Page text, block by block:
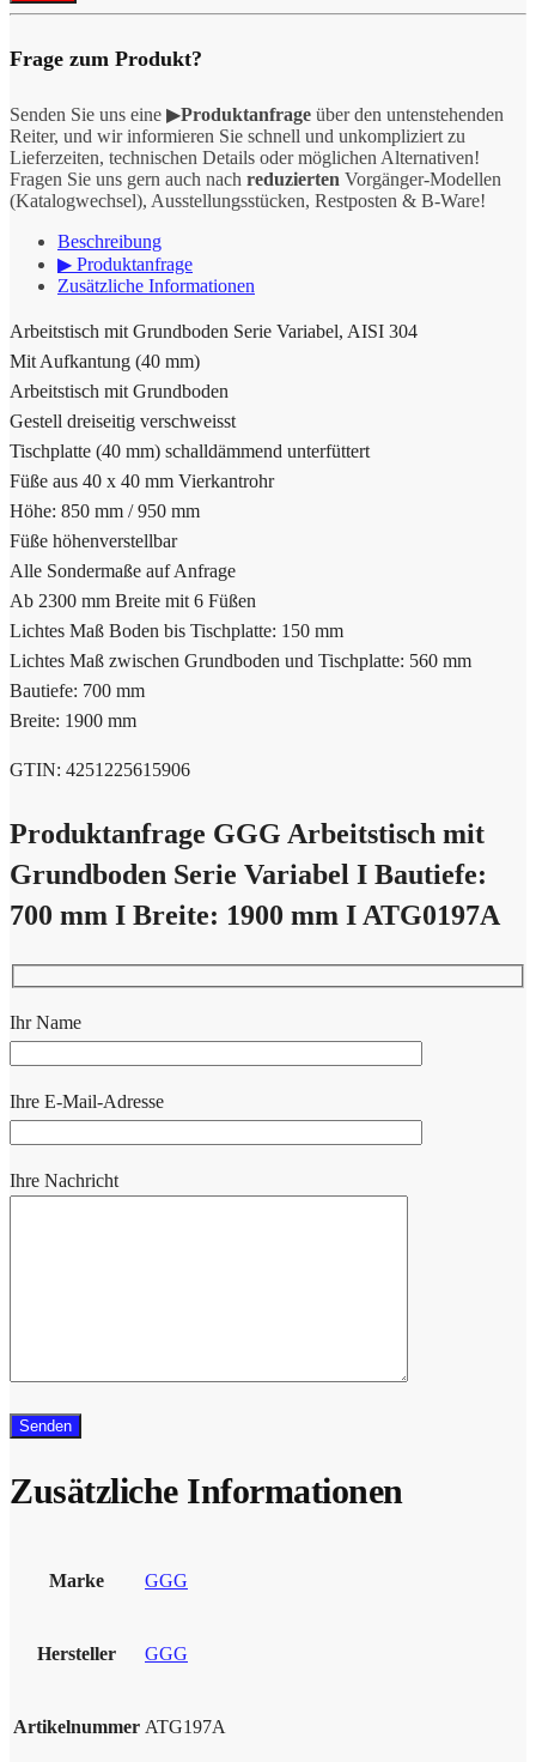
Frage zum Produkt?
Senden Sie uns eine ▶Produktanfrage über den untenstehenden
Reiter, und wir informieren Sie schnell und unkompliziert zu
Lieferzeiten, technischen Details oder möglichen Alternativen!
Fragen Sie uns gern auch nach reduzierten Vorgänger-Modellen
(Katalogwechsel), Ausstellungsstücken, Restposten & B-Ware!
Beschreibung
▶ Produktanfrage
Zusätzliche Informationen
Arbeitstisch mit Grundboden Serie Variabel, AISI 304
Mit Aufkantung (40 mm)
Arbeitstisch mit Grundboden
Gestell dreiseitig verschweisst
Tischplatte (40 mm) schalldämmend unterfüttert
Füße aus 40 x 40 mm Vierkantrohr
Höhe: 850 mm / 950 mm
Füße höhenverstellbar
Alle Sondermaße auf Anfrage
Ab 2300 mm Breite mit 6 Füßen
Lichtes Maß Boden bis Tischplatte: 150 mm
Lichtes Maß zwischen Grundboden und Tischplatte: 560 mm
Bautiefe: 700 mm
Breite: 1900 mm
GTIN: 4251225615906
Produktanfrage GGG Arbeitstisch mit
Grundboden Serie Variabel I Bautiefe:
700 mm I Breite: 1900 mm I ATG0197A
Ihr Name
Ihre E-Mail-Adresse
Ihre Nachricht
Zusätzliche Informationen
Marke GGG
Hersteller GGG
Artikelnummer ATG197A